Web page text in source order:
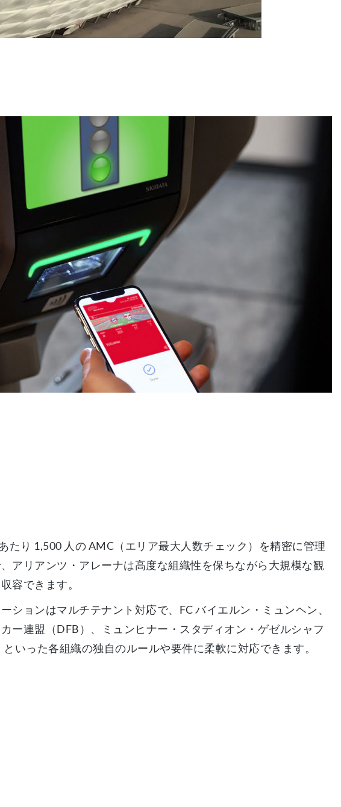
たり 1,500 人の AMC（エリア最大人数チェック）を精密に管理
アリアンツ・アレーナは高度な組織性を保ちながら大規模な観
容できます。
ションはマルチテナント対応で、FC バイエルン・ミュンヘン、
カー連盟（DFB）、ミュンヒナー・スタディオン・ゲゼルシャフ
といった各組織の独自のルールや要件に柔軟に対応できます。